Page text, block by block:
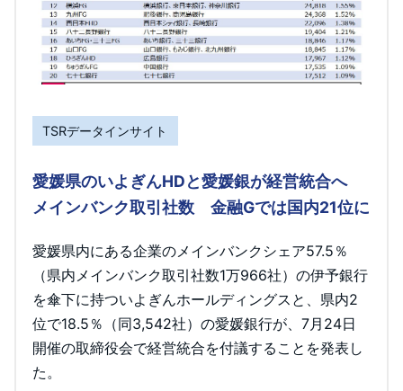
TSRデータインサイト
愛媛県のいよぎんHDと愛媛銀が経営統合へ
メインバンク取引社数 金融Gでは国内21位に
愛媛県内にある企業のメインバンクシェア57.5％
（県内メインバンク取引社数1万966社）の伊予銀行
を傘下に持ついよぎんホールディングスと、県内2
位で18.5％（同3,542社）の愛媛銀行が、7月24日
開催の取締役会で経営統合を付議することを発表し
た。